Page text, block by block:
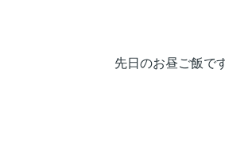
先日のお昼ご飯で